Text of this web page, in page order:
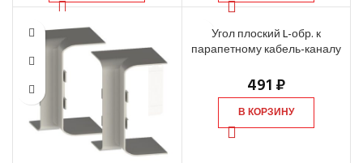
Угол плоский L-обр. к
парапетному кабель-каналу
491₽
В КОРЗИНУ